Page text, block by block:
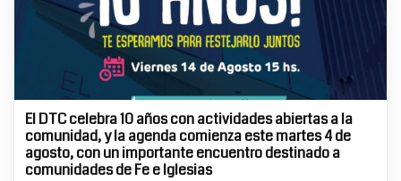
El DTC celebra 10 años con actividades abiertas a la
comunidad, y la agenda comienza este martes 4 de
agosto, con un importante encuentro destinado a
comunidades de Fe e Iglesias